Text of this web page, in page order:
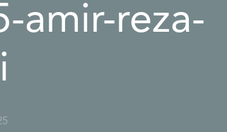
amir-reza-